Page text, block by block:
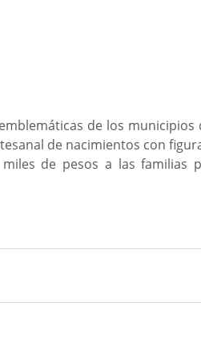
de los municipios
de nacimientos con
de pesos a las familias